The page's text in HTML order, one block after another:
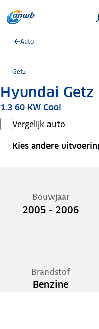
Auto
Getz
Hyundai Getz
1.3 60 KW Cool
Vergelijk auto
Kies andere
Bouwjaar
2005 - 2006
Brandstof
Benzine